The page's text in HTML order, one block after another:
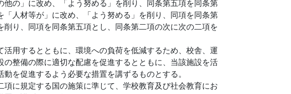
の」に改め、「よう努める」を削り、同条第五項を同条第
人材等が」に改め、「よう努める」を削り、同項を同条第
り、同項を同条第五項とし、同条第二項の次に次の二項を
活用するとともに、環境への負荷を低減するため、校舎、運
整備の際に適切な配慮を促進するとともに、当該施設を活
を促進するよう必要な措置を講ずるものとする。
に規定する国の施策に準じて、学校教育及び社会教育にお